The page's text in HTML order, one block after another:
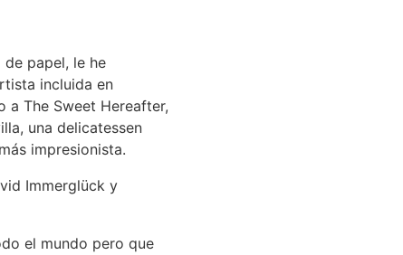
papel, le he
incluida en
The Sweet Hereafter,
una delicatessen
impresionista.
el mundo pero que